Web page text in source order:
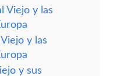
Viejo y las
y las
y sus